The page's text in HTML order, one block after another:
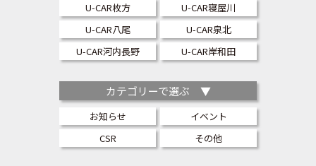
U-CAR枚方
U-CAR寝屋川
U-CAR八尾
U-CAR泉北
U-CAR河内長野
U-CAR岸和田
カテゴリーで選ぶ ▼
お知らせ
イベント
CSR
その他